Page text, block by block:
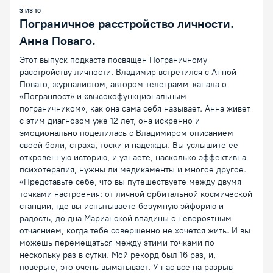
3 ИЗ 10
Пограничное расстройство личности.
Анна Поваго.
Этот выпуск подкаста посвящен Пограничному
расстройству личности. Владимир встретился с Анной
Поваго, журналистом, автором телеграмм-канала о
«Погранпост» и «высокофункциональным
пограничником», как она сама себя называет. Анна живет
с этим диагнозом уже 12 лет, она искренно и
эмоционально поделилась с Владимиром описанием
своей боли, страха, тоски и надежды. Вы услышите ее
откровенную историю, и узнаете, насколько эффективна
психотерапия, нужны ли медикаменты и многое другое.
«Представьте себе, что вы путешествуете между двумя
точками настроения: от личной орбитальной космической
станции, где вы испытываете безумную эйфорию и
радость, до дна Марианской впадины с невероятным
отчаянием, когда тебе совершенно не хочется жить. И вы
можешь перемещаться между этими точками по
нескольку раз в сутки. Мой рекорд был 16 раз, и,
поверьте, это очень выматывает. У нас все на разрыв